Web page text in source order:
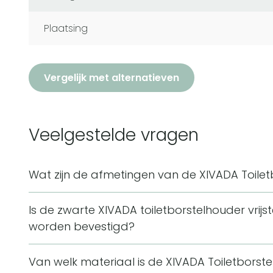
Plaatsing
Vergelijk met alternatieven
Veelgestelde vragen
Wat zijn de afmetingen van de XIVADA
cm. De ronde houder heeft ook een diameter van
Is de zwarte XIVADA toiletborstelhouder
worden bevestigd?
Van welk materiaal is de XIVADA